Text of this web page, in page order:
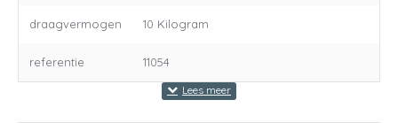
draagvermogen 10 Kilogram
referentie 11054